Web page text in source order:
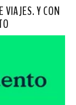
VIAJES. Y CON